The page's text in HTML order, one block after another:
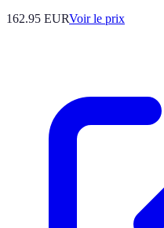
162.95 EURVoir le prix